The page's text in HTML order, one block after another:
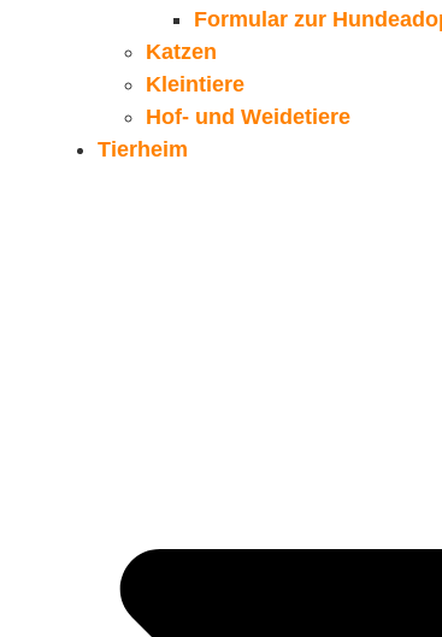
Formular zur
Katzen
Kleintiere
Hof- und Weidetiere
Tierheim